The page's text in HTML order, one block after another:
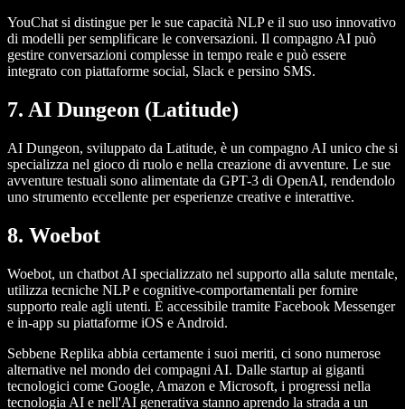
YouChat si distingue per le sue capacità NLP e il suo uso innovativo
di modelli per semplificare le conversazioni. Il compagno AI può
gestire conversazioni complesse in tempo reale e può essere
integrato con piattaforme social, Slack e persino SMS.
7. AI Dungeon (Latitude)
AI Dungeon, sviluppato da Latitude, è un compagno AI unico che si
specializza nel gioco di ruolo e nella creazione di avventure. Le sue
avventure testuali sono alimentate da GPT-3 di OpenAI, rendendolo
uno strumento eccellente per esperienze creative e interattive.
8. Woebot
Woebot, un chatbot AI specializzato nel supporto alla salute mentale,
utilizza tecniche NLP e cognitive-comportamentali per fornire
supporto reale agli utenti. È accessibile tramite Facebook Messenger
e in-app su piattaforme iOS e Android.
Sebbene Replika abbia certamente i suoi meriti, ci sono numerose
alternative nel mondo dei compagni AI. Dalle startup ai giganti
tecnologici come Google, Amazon e Microsoft, i progressi nella
tecnologia AI e nell'AI generativa stanno aprendo la strada a un